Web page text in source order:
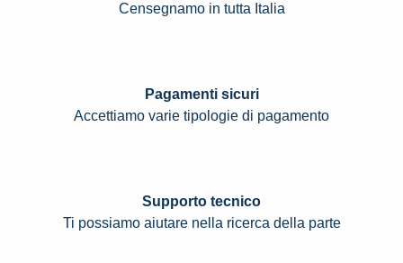
Censegnamo in tutta Italia
Pagamenti sicuri
Accettiamo varie tipologie di pagamento
Supporto tecnico
Ti possiamo aiutare nella ricerca della parte